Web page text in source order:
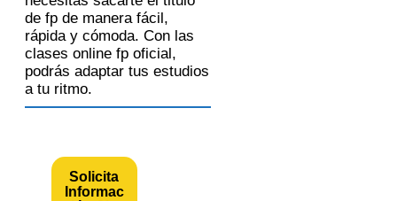
de fp de manera fácil,
rápida y cómoda. Con las
clases online fp oficial,
podrás adaptar tus estudios
a tu ritmo.
Solicita
Informac